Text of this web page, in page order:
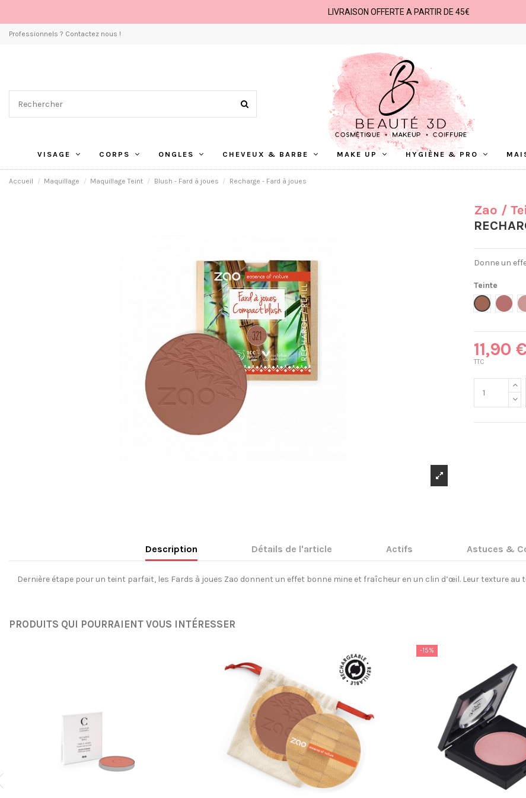
LIVRAISON OFFERTE A PARTIR DE 45€
Professionnels ? Contactez nous !
VISAGE CORPS ONGLES CHEVEUX & BARBE MAKE UP HYGIÈNE & PRO
Accueil Maquillage Maquillage Teint Blush - Fard à joues Recharge - Fard à joues
Zao /
Donne un
Teinte
321 - Brun
322
11,90 €
TTC
Description Détails de l'article Actifs Astuces &
Dernière étape pour un teint parfait, les Fards à joues Zao donnent un effet bonne mine et fraîcheur en un clin d’œil. Leur texture
PRODUITS QUI POURRAIENT VOUS INTÉRESSER
-15%